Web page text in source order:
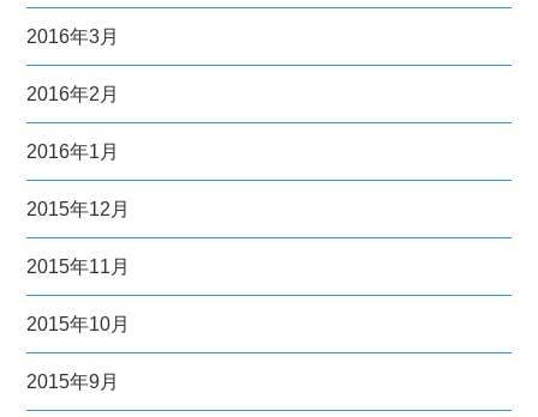
2016年3月
2016年2月
2016年1月
2015年12月
2015年11月
2015年10月
2015年9月